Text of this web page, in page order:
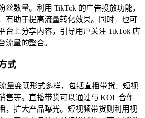
丝数量。利用 TikTok 的广告投放功能，
有助于提高流量转化效果。同时，也可
台上分享内容，引导用户关注 TikTok 店
流量的整合。
式
量变现形式多样，包括直播带货、短视
售等。直播带货可以通过与 KOL 合作
，扩大产品曝光。短视频带货则利用视